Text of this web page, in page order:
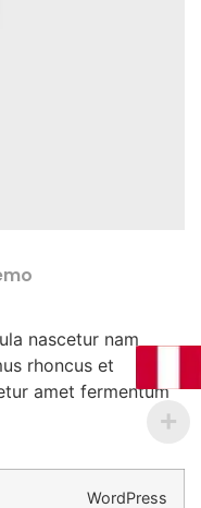
nascetur nam
rhoncus et
amet fermentum
WordPress